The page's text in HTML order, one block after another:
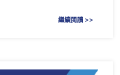
繼續閱讀 >>